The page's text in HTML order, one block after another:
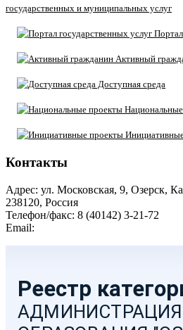
государственных и муниципальных услуг
Активный
Доступная среда
Контакты
Адрес: ул. Московская, 9, Озерск,
238120, Россия
Телефон/факс: 8 (40142) 3-21-72
Email: